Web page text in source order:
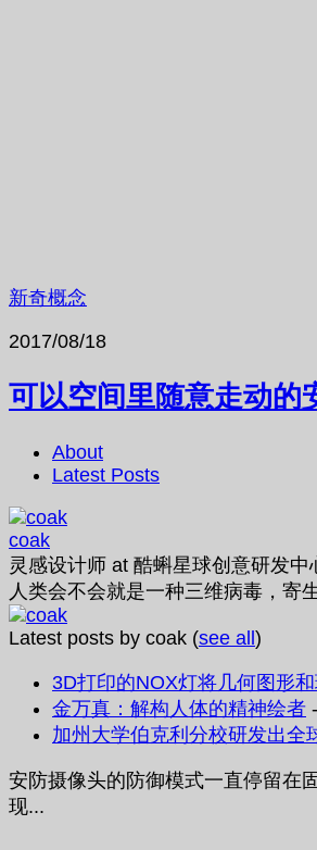
新奇概念
2017/08/18
可以空间里随意走动的
About
Latest Posts
coak
灵感设计师 at 酷蝌星球创意研发中
人类会不会就是一种三维病毒，寄
Latest posts by coak (see all)
3D打印的NOX灯将几何图形
金万真：解构人体的精神绘者
加州大学伯克利分校研发出全
安防摄像头的防御模式一直停留在
现...